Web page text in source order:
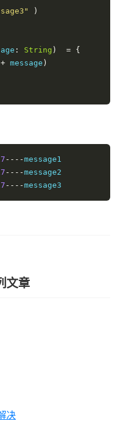
)
: String ) = {
+ message )
----
----
----message3
文章
决